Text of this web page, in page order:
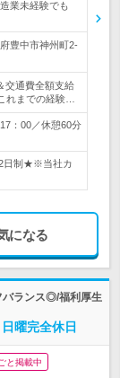
業未経験でも
豊中市神州町2-
交通費全額支給
れまでの経験…
：00／休憩60分
2日制★※当社カ
になる
バランス◎/福利厚生
曜完全休日
と掲載中